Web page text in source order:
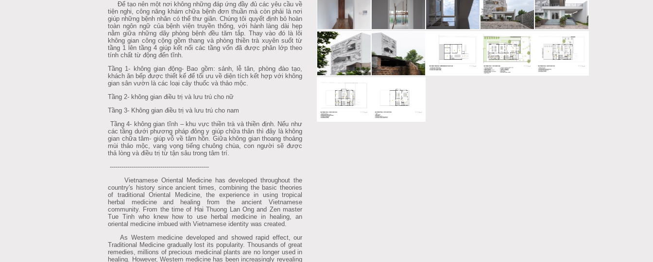
Để tạo nên một nơi không những đáp ứng đầy đủ các yêu cầu về
tiện nghi, công năng khám chữa bệnh đơn thuần mà còn phải là nơi
giúp những bệnh nhân có thể thư giãn. Chúng tôi quyết định bỏ hoàn
toàn ngôn ngữ của bệnh viện truyền thống, với hành làng dài hẹp
nằm giữa những dãy phòng bệnh đều tăm tắp. Thay vào đó là lõi
không gian công cộng gồm thang và phòng thiền trà xuyên suốt từ
tầng 1 lên tầng 4 giúp kết nối các tầng vốn đã được phân lớp theo
tính chất từ động đến tĩnh.
Tầng 1- không gian động- Bao gồm: sảnh, lễ tân, phòng đào tạo,
khách ăn bếp được thiết kế để tối ưu về diện tích kết hợp với không
gian sân vườn là các loại cây thuốc và thảo mộc.
Tầng 2- không gian điều trị và lưu trú cho nữ
Tầng 3- Không gian điều trị và lưu trú cho nam
Tầng 4- không gian tĩnh – khu vực thiền trà và thiền định. Nếu như
các tầng dưới phương pháp đông y giúp chữa thân thì đây là không
gian chữa tâm- giúp vỗ về tâm hồn. Giữa không gian thoang thoảng
mùi thảo mộc, vang vọng tiếng chuông chùa, con người sẽ được
thả lòng và điều trị từ tận sâu trong tâm trí.
---------------------------------------------------
Vietnamese Oriental Medicine has developed throughout the
country's history since ancient times, combining the basic theories
of traditional Oriental Medicine, the experience in using tropical
herbal medicine and healing from the ancient Vietnamese
community. From the time of Hai Thuong Lan Ong and Zen master
Tue Tinh who knew how to use herbal medicine in healing, an
oriental medicine imbued with Vietnamese identity was created.
As Western medicine developed and showed rapid effect, our
Traditional Medicine gradually lost its popularity. Thousands of great
remedies, millions of precious medicinal plants are no longer used in
healing. However, Western medicine has been increasingly revealing